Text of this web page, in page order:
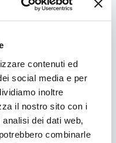
contenuti ed
social media e per
inoltre
il nostro sito con i
dei dati web,
combinarle